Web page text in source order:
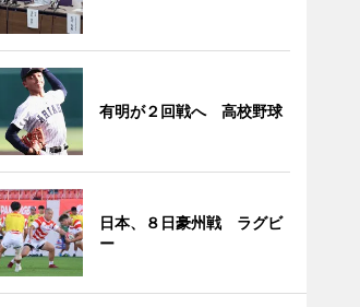
有明が２回戦へ 高校野球
日本、８日豪州戦 ラグビ
ー